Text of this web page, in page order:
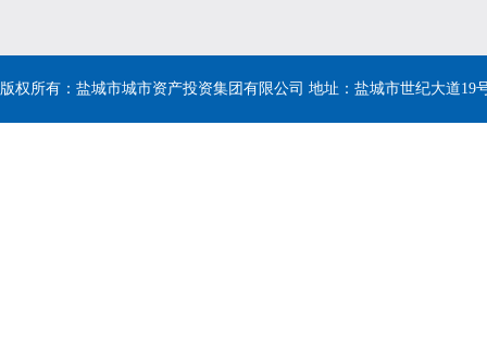
版权所有：盐城市城市资产投资集团有限公司 地址：盐城市世纪大道19